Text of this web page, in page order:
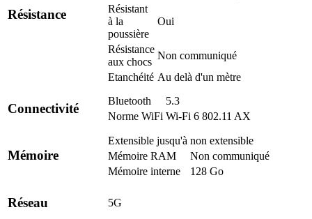
Résistance
Résistant
à la
poussière
Oui
Résistance
aux chocs
Non communiqué
Etanchéité Au delà d'un mètre
Connectivité
Bluetooth
5.3
Norme WiFi Wi-Fi 6 802.11 AX
Mémoire
Extensible jusqu'à non extensible
Mémoire RAM
Non communiqué
Mémoire interne
128 Go
Réseau 5G